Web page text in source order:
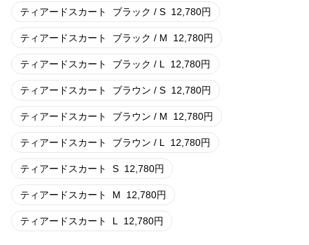
ティアードスカート ブラック / S 12,780円
ティアードスカート ブラック / M 12,780円
ティアードスカート ブラック / L 12,780円
ティアードスカート ブラウン / S 12,780円
ティアードスカート ブラウン / M 12,780円
ティアードスカート ブラウン / L 12,780円
ティアードスカート S 12,780円
ティアードスカート M 12,780円
ティアードスカート L 12,780円